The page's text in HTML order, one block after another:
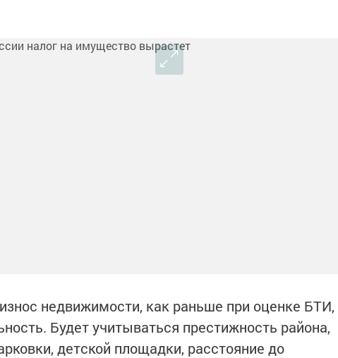
недвижимости, как раньше при оценке БТИ,
Будет учитываться престижность района,
детской площадки, расстояние до